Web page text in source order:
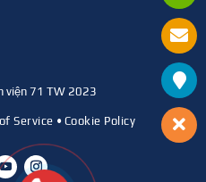
viện 71 TW 2023
Service • Cookie Policy